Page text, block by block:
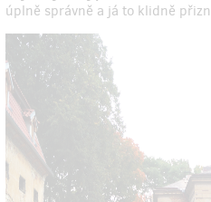
úplně správně a já to klidně